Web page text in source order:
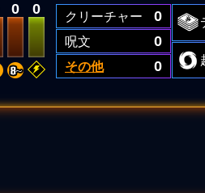
0 0 クリーチャー
0
呪文
0
その他
0